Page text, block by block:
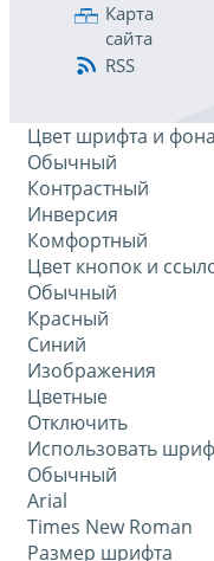
Карта
сайта
RSS
Цвет шрифта и фона
Обычный
Контрастный
Инверсия
Комфортный
Цвет кнопок и
Обычный
Красный
Синий
Изображения
Цветные
Отключить
Использовать
Обычный
Arial
Times New Roman
Размер шрифта